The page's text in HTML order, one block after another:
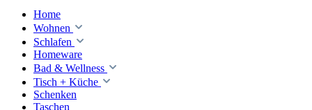
Home
Wohnen
Schlafen
Homeware
Bad & Wellness
Tisch + Küche
Schenken
Taschen